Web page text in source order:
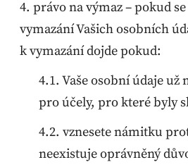
právo na výmaz – pokud
vymazání Vašich osobních
k vymazání dojde pokud:
Vaše osobní údaje už
pro účely, pro které byly
vznesete námitku
neexistuje oprávněný